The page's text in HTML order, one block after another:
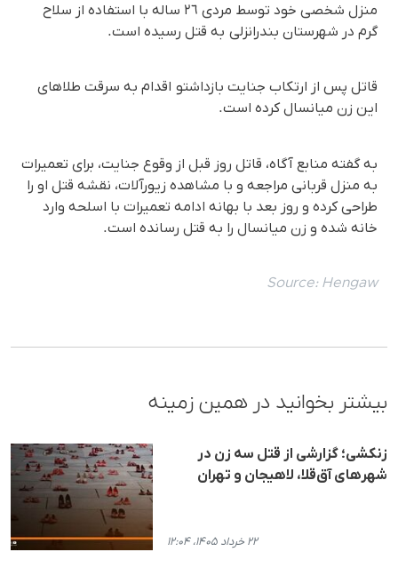
منزل شخصی خود توسط مردی ٢٦ سالە با استفادە از سلاح
گرم در شهرستان بندرانزلی بە قتل رسیدە است.
قاتل پس از ارتکاب جنایت بازداشتو اقدام به سرقت طلاهای
این زن میانسال کرده است.
بە گفتە منابع آگاه، قاتل روز قبل از وقوع جنایت، برای تعمیرات
به منزل قربانی مراجعه و با مشاهده زیورآلات، نقشه قتل او را
طراحی کرده و روز بعد با بهانە ادامە تعمیرات با اسلحه وارد
خانه شدە و زن میانسال را به قتل رساندە است.
Source: Hengaw
بیشتر بخوانید در همین زمینه
زنکشی؛ گزارشی از قتل سه زن در
شهرهای آق‌قلا، لاهیجان و تهران
۲۲ خرداد ۱۴۰۵، ۱۲:۰۴